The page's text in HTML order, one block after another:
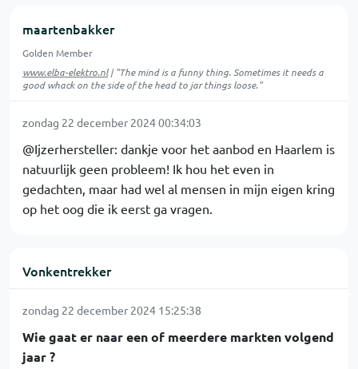
maartenbakker
Golden Member
www.elba-elektro.nl| "The mind is a funny thing. Sometimes it needs a
good whack on the side of the head to jar things loose."
zondag 22 december 2024 00:34:03
@Ijzerhersteller: dankje voor het aanbod en Haarlem is
natuurlijk geen probleem! Ik hou het even in
gedachten, maar had wel al mensen in mijn eigen kring
op het oog die ik eerst ga vragen.
Vonkentrekker
zondag 22 december 2024 15:25:38
Wie gaat er naar een of meerdere markten volgend
jaar ?